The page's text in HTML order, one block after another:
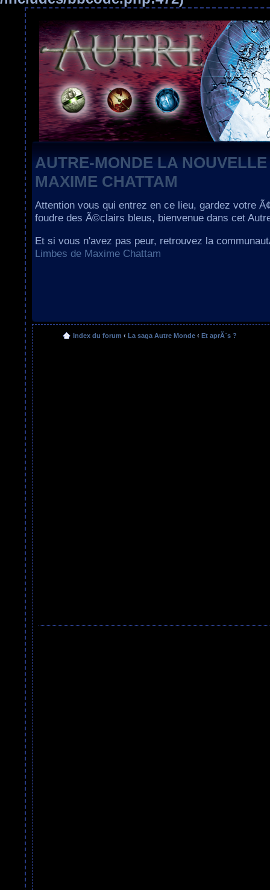
AUTRE-MONDE LA
MAXIME CHATTAM
Attention vous qui entrez en ce lieu, gardez votre
foudre des Ã©clairs bleus, bienvenue dans cet
Et si vous n'avez pas peur, retrouvez la
Limbes de Maxime Chattam
Index du forum ‹ La saga Autre Monde ‹ Et aprÃ¨s ?